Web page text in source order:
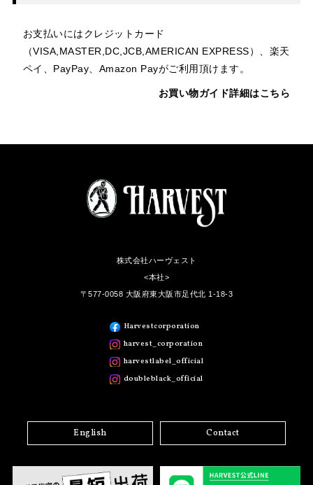
お支払いにはクレジットカード
（VISA,MASTER,DC,JCB,AMERICAN EXPRESS）、楽天
ペイ、PayPay、Amazon Payがご利用頂けます。
お買い物ガイド詳細はこちら
株式会社ハーヴェスト
<本社>
〒577-0058 大阪府東大阪市足代北 1-18-3
Harvestcorporation
harvest_corporation
harvestlabel_official
doubleblack_official
English Contact